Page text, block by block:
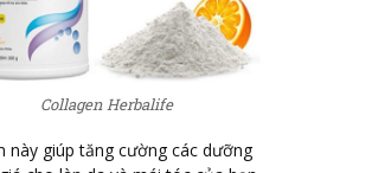
Collagen Herbalife
này giúp tăng cường các dưỡng